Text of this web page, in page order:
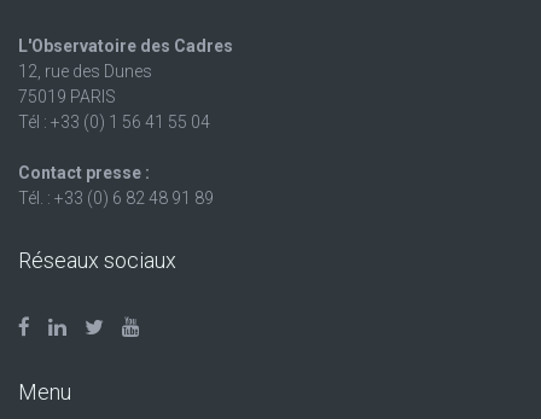
L'Observatoire des Cadres
12, rue des Dunes
75019 PARIS
Tél : +33 (0) 1 56 41 55 04
Contact presse :
Tél. : +33 (0) 6 82 48 91 89
Réseaux sociaux
Menu